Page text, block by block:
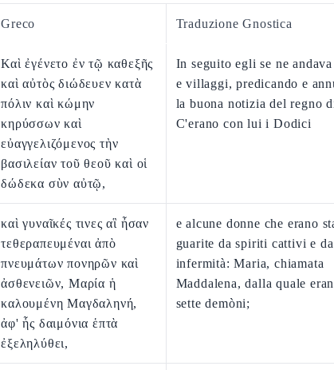
Greco Traduzione Gnostica
Καὶ ἐγένετο ἐν τῷ καθεξῆς
καὶ αὐτὸς διώδευεν κατὰ
πόλιν καὶ κώμην
κηρύσσων καὶ
εὐαγγελιζόμενος τὴν
βασιλείαν τοῦ θεοῦ καὶ οἱ
δώδεκα σὺν αὐτῷ,
In seguito egli se ne
e villaggi, predicando e
la buona notizia del regno
C'erano con lui i Dodici
καὶ γυναῖκές τινες αἳ ἦσαν
τεθεραπευμέναι ἀπὸ
πνευμάτων πονηρῶν καὶ
ἀσθενειῶν, Μαρία ἡ
καλουμένη Μαγδαληνή,
ἀφ' ἧς δαιμόνια ἑπτὰ
ἐξεληλύθει,
e alcune donne che erano
guarite da spiriti cattivi e da
infermità: Maria, chiamata
Maddalena, dalla quale
sette demòni;